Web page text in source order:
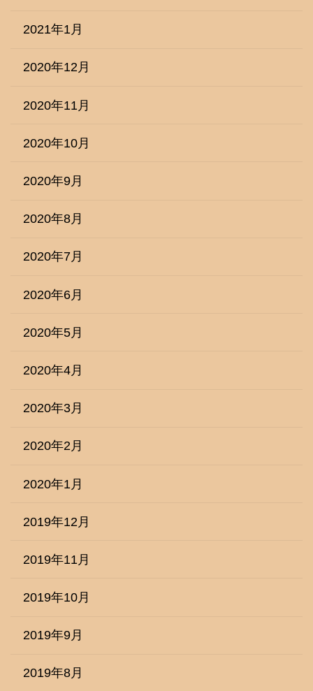
2021年1月
2020年12月
2020年11月
2020年10月
2020年9月
2020年8月
2020年7月
2020年6月
2020年5月
2020年4月
2020年3月
2020年2月
2020年1月
2019年12月
2019年11月
2019年10月
2019年9月
2019年8月